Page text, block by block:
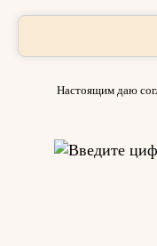
Настоящим даю